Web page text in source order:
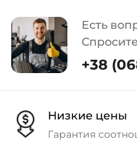
Есть
+38
Низкие цены
Гарантия